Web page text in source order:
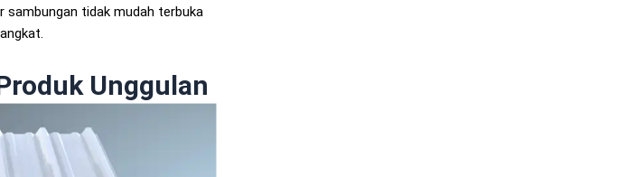
sambungan tidak mudah terbuka
Unggulan